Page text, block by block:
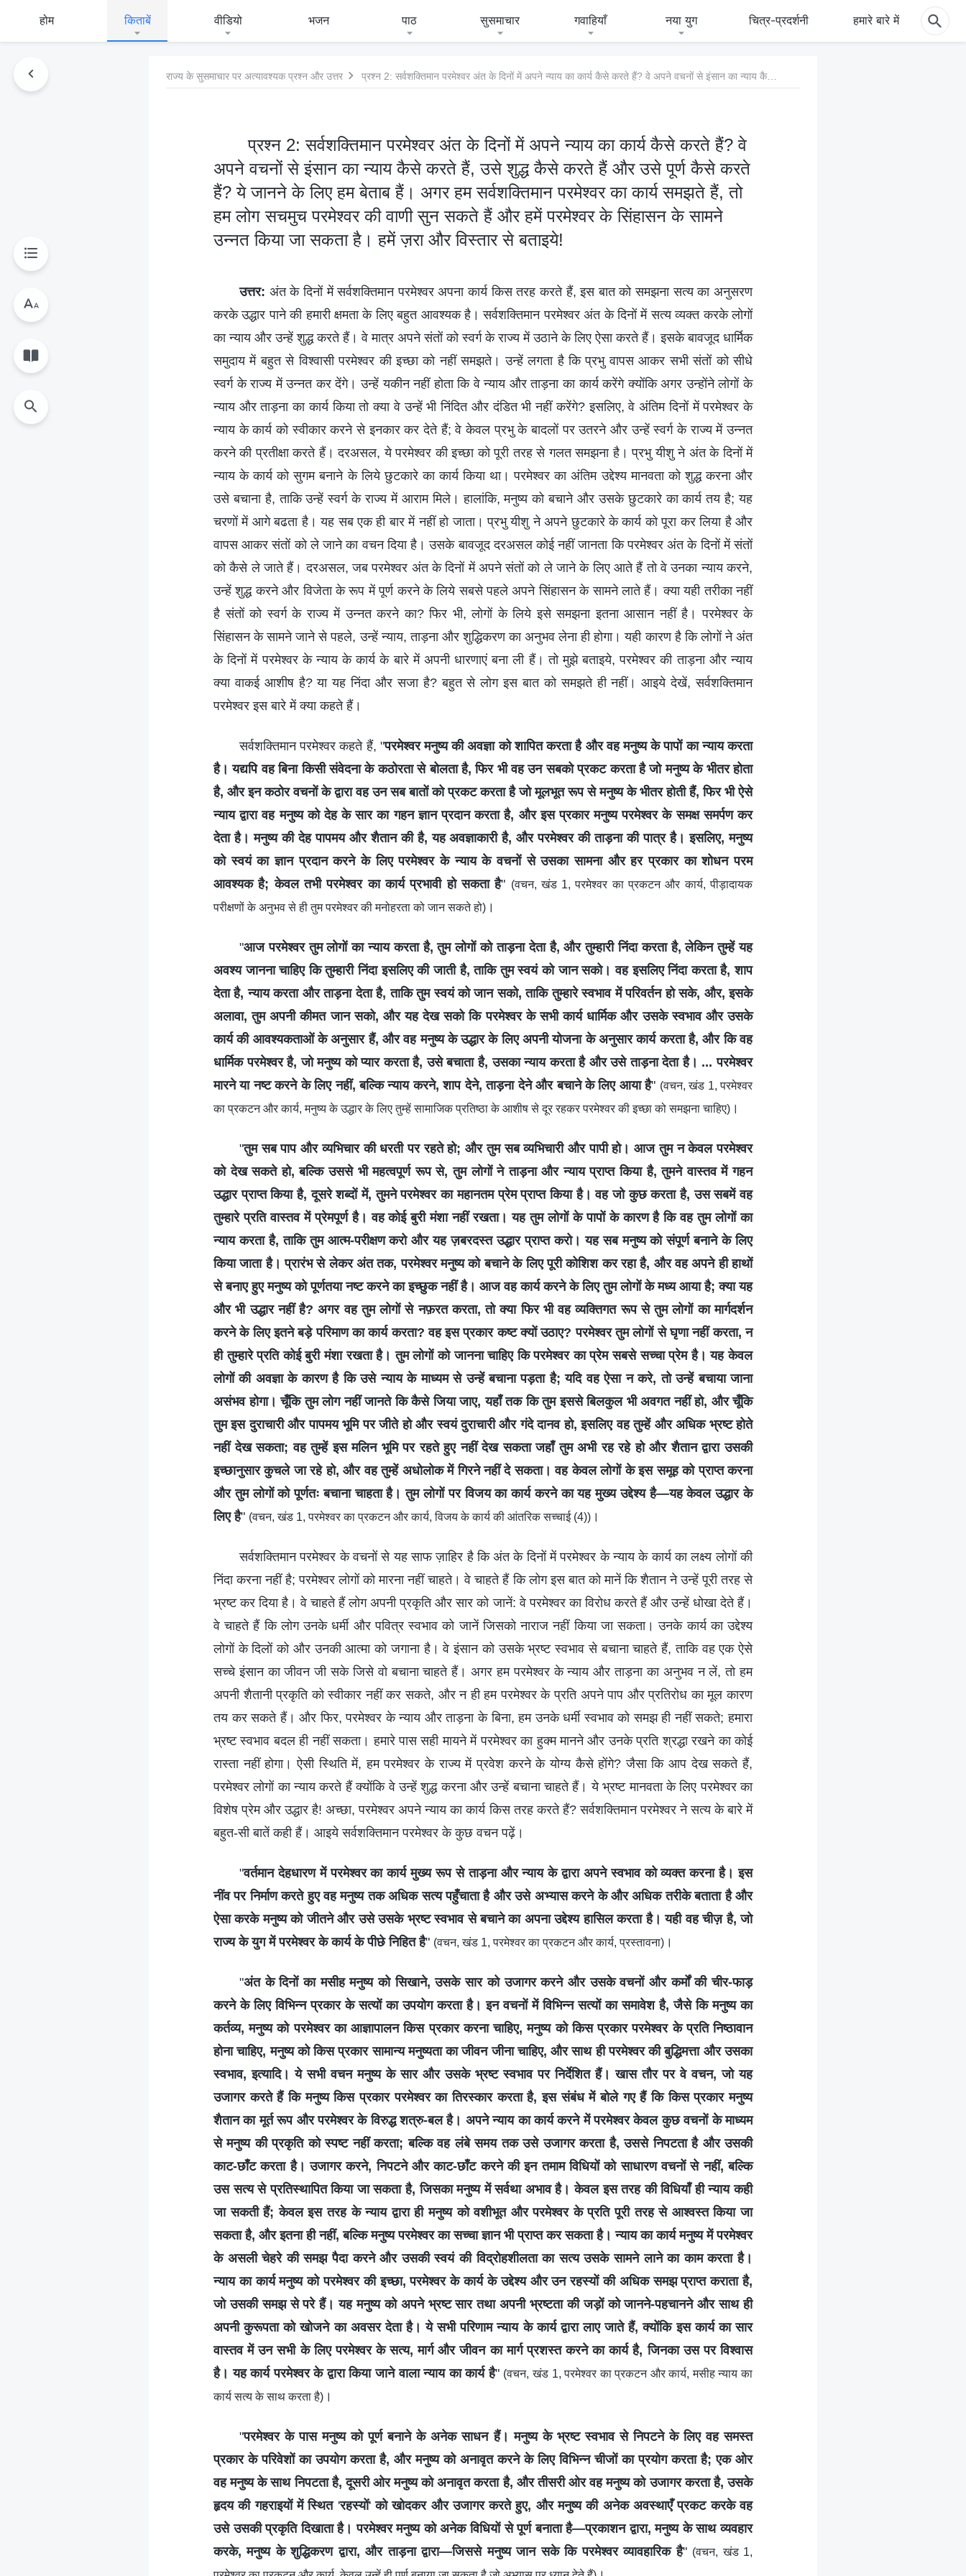
होम किताबें वीडियो भजन पाठ सुसमाचार गवाहियाँ नया युग चित्र-प्रदर्शनी हमारे बारे में
राज्य के सुसमाचार पर अत्यावश्यक प्रश्न और उत्तर प्रश्न 2: सर्वशक्तिमान परमेश्वर अंत के दिनों में अपने न्याय का कार्य कैसे करते हैं? वे अपने वचनों से इंसान का न्याय कैसे करते हैं, उसे शुद्ध कैसे करते हैं और उसे पूर्ण कैसे करते हैं? ये जानने के लिए हम बेताब हैं। अगर हम सर्वशक्तिमान परमेश्वर का कार्य समझते हैं, तो हम लोग सचमुच परमेश्वर की वाणी सुन सकते हैं और हमें परमेश्वर के सिंहासन के सामने उन्नत किया जा सकता है। हमें ज़रा और विस्तार से बताइये!
प्रश्न 2: सर्वशक्तिमान परमेश्वर अंत के दिनों में अपने न्याय का कार्य कैसे करते हैं? वे
अपने वचनों से इंसान का न्याय कैसे करते हैं, उसे शुद्ध कैसे करते हैं और उसे पूर्ण कैसे करते
हैं? ये जानने के लिए हम बेताब हैं। अगर हम सर्वशक्तिमान परमेश्वर का कार्य समझते हैं, तो
हम लोग सचमुच परमेश्वर की वाणी सुन सकते हैं और हमें परमेश्वर के सिंहासन के सामने
उन्नत किया जा सकता है। हमें ज़रा और विस्तार से बताइये!
उत्तर: अंत के दिनों में सर्वशक्तिमान परमेश्वर अपना कार्य किस तरह करते हैं, इस बात को समझना सत्य का अनुसरण
करके उद्धार पाने की हमारी क्षमता के लिए बहुत आवश्यक है। सर्वशक्तिमान परमेश्वर अंत के दिनों में सत्य व्यक्त करके लोगों
का न्याय और उन्हें शुद्ध करते हैं। वे मात्र अपने संतों को स्वर्ग के राज्य में उठाने के लिए ऐसा करते हैं। इसके बावजूद धार्मिक
समुदाय में बहुत से विश्वासी परमेश्वर की इच्छा को नहीं समझते। उन्हें लगता है कि प्रभु वापस आकर सभी संतों को सीधे
स्वर्ग के राज्य में उन्नत कर देंगे। उन्हें यकीन नहीं होता कि वे न्याय और ताड़ना का कार्य करेंगे क्योंकि अगर उन्होंने लोगों के
न्याय और ताड़ना का कार्य किया तो क्या वे उन्हें भी निंदित और दंडित भी नहीं करेंगे? इसलिए, वे अंतिम दिनों में परमेश्वर के
न्याय के कार्य को स्वीकार करने से इनकार कर देते हैं; वे केवल प्रभु के बादलों पर उतरने और उन्हें स्वर्ग के राज्य में उन्नत
करने की प्रतीक्षा करते हैं। दरअसल, ये परमेश्वर की इच्छा को पूरी तरह से गलत समझना है। प्रभु यीशु ने अंत के दिनों में
न्याय के कार्य को सुगम बनाने के लिये छुटकारे का कार्य किया था। परमेश्वर का अंतिम उद्देश्य मानवता को शुद्ध करना और
उसे बचाना है, ताकि उन्हें स्वर्ग के राज्य में आराम मिले। हालांकि, मनुष्य को बचाने और उसके छुटकारे का कार्य तय है; यह
चरणों में आगे बढता है। यह सब एक ही बार में नहीं हो जाता। प्रभु यीशु ने अपने छुटकारे के कार्य को पूरा कर लिया है और
वापस आकर संतों को ले जाने का वचन दिया है। उसके बावजूद दरअसल कोई नहीं जानता कि परमेश्वर अंत के दिनों में संतों
को कैसे ले जाते हैं। दरअसल, जब परमेश्वर अंत के दिनों में अपने संतों को ले जाने के लिए आते हैं तो वे उनका न्याय करने,
उन्हें शुद्ध करने और विजेता के रूप में पूर्ण करने के लिये सबसे पहले अपने सिंहासन के सामने लाते हैं। क्या यही तरीका नहीं
है संतों को स्वर्ग के राज्य में उन्नत करने का? फिर भी, लोगों के लिये इसे समझना इतना आसान नहीं है। परमेश्वर के
सिंहासन के सामने जाने से पहले, उन्हें न्याय, ताड़ना और शुद्धिकरण का अनुभव लेना ही होगा। यही कारण है कि लोगों ने अंत
के दिनों में परमेश्वर के न्याय के कार्य के बारे में अपनी धारणाएं बना ली हैं। तो मुझे बताइये, परमेश्वर की ताड़ना और न्याय
क्या वाकई आशीष है? या यह निंदा और सजा है? बहुत से लोग इस बात को समझते ही नहीं। आइये देखें, सर्वशक्तिमान
परमेश्वर इस बारे में क्या कहते हैं।
सर्वशक्तिमान परमेश्वर कहते हैं, "परमेश्वर मनुष्य की अवज्ञा को शापित करता है और वह मनुष्य के पापों का न्याय करता
है। यद्यपि वह बिना किसी संवेदना के कठोरता से बोलता है, फिर भी वह उन सबको प्रकट करता है जो मनुष्य के भीतर होता
है, और इन कठोर वचनों के द्वारा वह उन सब बातों को प्रकट करता है जो मूलभूत रूप से मनुष्य के भीतर होती हैं, फिर भी ऐसे
न्याय द्वारा वह मनुष्य को देह के सार का गहन ज्ञान प्रदान करता है, और इस प्रकार मनुष्य परमेश्वर के समक्ष समर्पण कर
देता है। मनुष्य की देह पापमय और शैतान की है, यह अवज्ञाकारी है, और परमेश्वर की ताड़ना की पात्र है। इसलिए, मनुष्य
को स्वयं का ज्ञान प्रदान करने के लिए परमेश्वर के न्याय के वचनों से उसका सामना और हर प्रकार का शोधन परम
आवश्यक है; केवल तभी परमेश्वर का कार्य प्रभावी हो सकता है" (वचन, खंड 1, परमेश्वर का प्रकटन और कार्य, पीड़ादायक
परीक्षणों के अनुभव से ही तुम परमेश्वर की मनोहरता को जान सकते हो) ।
"आज परमेश्वर तुम लोगों का न्याय करता है, तुम लोगों को ताड़ना देता है, और तुम्हारी निंदा करता है, लेकिन तुम्हें यह
अवश्य जानना चाहिए कि तुम्हारी निंदा इसलिए की जाती है, ताकि तुम स्वयं को जान सको। वह इसलिए निंदा करता है, शाप
देता है, न्याय करता और ताड़ना देता है, ताकि तुम स्वयं को जान सको, ताकि तुम्हारे स्वभाव में परिवर्तन हो सके, और, इसके
अलावा, तुम अपनी कीमत जान सको, और यह देख सको कि परमेश्वर के सभी कार्य धार्मिक और उसके स्वभाव और उसके
कार्य की आवश्यकताओं के अनुसार हैं, और वह मनुष्य के उद्धार के लिए अपनी योजना के अनुसार कार्य करता है, और कि वह
धार्मिक परमेश्वर है, जो मनुष्य को प्यार करता है, उसे बचाता है, उसका न्याय करता है और उसे ताड़ना देता है। ... परमेश्वर
मारने या नष्ट करने के लिए नहीं, बल्कि न्याय करने, शाप देने, ताड़ना देने और बचाने के लिए आया है" (वचन, खंड 1, परमेश्वर
का प्रकटन और कार्य, मनुष्य के उद्धार के लिए तुम्हें सामाजिक प्रतिष्ठा के आशीष से दूर रहकर परमेश्वर की इच्छा को समझना चाहिए) ।
"तुम सब पाप और व्यभिचार की धरती पर रहते हो; और तुम सब व्यभिचारी और पापी हो। आज तुम न केवल परमेश्वर
को देख सकते हो, बल्कि उससे भी महत्वपूर्ण रूप से, तुम लोगों ने ताड़ना और न्याय प्राप्त किया है, तुमने वास्तव में गहन
उद्धार प्राप्त किया है, दूसरे शब्दों में, तुमने परमेश्वर का महानतम प्रेम प्राप्त किया है। वह जो कुछ करता है, उस सबमें वह
तुम्हारे प्रति वास्तव में प्रेमपूर्ण है। वह कोई बुरी मंशा नहीं रखता। यह तुम लोगों के पापों के कारण है कि वह तुम लोगों का
न्याय करता है, ताकि तुम आत्म-परीक्षण करो और यह ज़बरदस्त उद्धार प्राप्त करो। यह सब मनुष्य को संपूर्ण बनाने के लिए
किया जाता है। प्रारंभ से लेकर अंत तक, परमेश्वर मनुष्य को बचाने के लिए पूरी कोशिश कर रहा है, और वह अपने ही हाथों
से बनाए हुए मनुष्य को पूर्णतया नष्ट करने का इच्छुक नहीं है। आज वह कार्य करने के लिए तुम लोगों के मध्य आया है; क्या यह
और भी उद्धार नहीं है? अगर वह तुम लोगों से नफ़रत करता, तो क्या फिर भी वह व्यक्तिगत रूप से तुम लोगों का मार्गदर्शन
करने के लिए इतने बड़े परिमाण का कार्य करता? वह इस प्रकार कष्ट क्यों उठाए? परमेश्वर तुम लोगों से घृणा नहीं करता, न
ही तुम्हारे प्रति कोई बुरी मंशा रखता है। तुम लोगों को जानना चाहिए कि परमेश्वर का प्रेम सबसे सच्चा प्रेम है। यह केवल
लोगों की अवज्ञा के कारण है कि उसे न्याय के माध्यम से उन्हें बचाना पड़ता है; यदि वह ऐसा न करे, तो उन्हें बचाया जाना
असंभव होगा। चूँकि तुम लोग नहीं जानते कि कैसे जिया जाए, यहाँ तक कि तुम इससे बिलकुल भी अवगत नहीं हो, और चूँकि
तुम इस दुराचारी और पापमय भूमि पर जीते हो और स्वयं दुराचारी और गंदे दानव हो, इसलिए वह तुम्हें और अधिक भ्रष्ट होते
नहीं देख सकता; वह तुम्हें इस मलिन भूमि पर रहते हुए नहीं देख सकता जहाँ तुम अभी रह रहे हो और शैतान द्वारा उसकी
इच्छानुसार कुचले जा रहे हो, और वह तुम्हें अधोलोक में गिरने नहीं दे सकता। वह केवल लोगों के इस समूह को प्राप्त करना
और तुम लोगों को पूर्णतः बचाना चाहता है। तुम लोगों पर विजय का कार्य करने का यह मुख्य उद्देश्य है—यह केवल उद्धार के
लिए है" (वचन, खंड 1, परमेश्वर का प्रकटन और कार्य, विजय के कार्य की आंतरिक सच्चाई (4)) ।
सर्वशक्तिमान परमेश्वर के वचनों से यह साफ ज़ाहिर है कि अंत के दिनों में परमेश्वर के न्याय के कार्य का लक्ष्य लोगों की
निंदा करना नहीं है; परमेश्वर लोगों को मारना नहीं चाहते। वे चाहते हैं कि लोग इस बात को मानें कि शैतान ने उन्हें पूरी तरह से
भ्रष्ट कर दिया है। वे चाहते हैं लोग अपनी प्रकृति और सार को जानें: वे परमेश्वर का विरोध करते हैं और उन्हें धोखा देते हैं।
वे चाहते हैं कि लोग उनके धर्मी और पवित्र स्वभाव को जानें जिसको नाराज नहीं किया जा सकता। उनके कार्य का उद्देश्य
लोगों के दिलों को और उनकी आत्मा को जगाना है। वे इंसान को उसके भ्रष्ट स्वभाव से बचाना चाहते हैं, ताकि वह एक ऐसे
सच्चे इंसान का जीवन जी सके जिसे वो बचाना चाहते हैं। अगर हम परमेश्वर के न्याय और ताड़ना का अनुभव न लें, तो हम
अपनी शैतानी प्रकृति को स्वीकार नहीं कर सकते, और न ही हम परमेश्वर के प्रति अपने पाप और प्रतिरोध का मूल कारण
तय कर सकते हैं। और फिर, परमेश्वर के न्याय और ताड़ना के बिना, हम उनके धर्मी स्वभाव को समझ ही नहीं सकते; हमारा
भ्रष्ट स्वभाव बदल ही नहीं सकता। हमारे पास सही मायने में परमेश्वर का हुक्म मानने और उनके प्रति श्रद्धा रखने का कोई
रास्ता नहीं होगा। ऐसी स्थिति में, हम परमेश्वर के राज्य में प्रवेश करने के योग्य कैसे होंगे? जैसा कि आप देख सकते हैं,
परमेश्वर लोगों का न्याय करते हैं क्योंकि वे उन्हें शुद्ध करना और उन्हें बचाना चाहते हैं। ये भ्रष्ट मानवता के लिए परमेश्वर का
विशेष प्रेम और उद्धार है! अच्छा, परमेश्वर अपने न्याय का कार्य किस तरह करते हैं? सर्वशक्तिमान परमेश्वर ने सत्य के बारे में
बहुत-सी बातें कही हैं। आइये सर्वशक्तिमान परमेश्वर के कुछ वचन पढ़ें।
"वर्तमान देहधारण में परमेश्वर का कार्य मुख्य रूप से ताड़ना और न्याय के द्वारा अपने स्वभाव को व्यक्त करना है। इस
नींव पर निर्माण करते हुए वह मनुष्य तक अधिक सत्य पहुँचाता है और उसे अभ्यास करने के और अधिक तरीके बताता है और
ऐसा करके मनुष्य को जीतने और उसे उसके भ्रष्ट स्वभाव से बचाने का अपना उद्देश्य हासिल करता है। यही वह चीज़ है, जो
राज्य के युग में परमेश्वर के कार्य के पीछे निहित है" (वचन, खंड 1, परमेश्वर का प्रकटन और कार्य, प्रस्तावना) ।
"अंत के दिनों का मसीह मनुष्य को सिखाने, उसके सार को उजागर करने और उसके वचनों और कर्मों की चीर-फाड़
करने के लिए विभिन्न प्रकार के सत्यों का उपयोग करता है। इन वचनों में विभिन्न सत्यों का समावेश है, जैसे कि मनुष्य का
कर्तव्य, मनुष्य को परमेश्वर का आज्ञापालन किस प्रकार करना चाहिए, मनुष्य को किस प्रकार परमेश्वर के प्रति निष्ठावान
होना चाहिए, मनुष्य को किस प्रकार सामान्य मनुष्यता का जीवन जीना चाहिए, और साथ ही परमेश्वर की बुद्धिमत्ता और उसका
स्वभाव, इत्यादि। ये सभी वचन मनुष्य के सार और उसके भ्रष्ट स्वभाव पर निर्देशित हैं। खास तौर पर वे वचन, जो यह
उजागर करते हैं कि मनुष्य किस प्रकार परमेश्वर का तिरस्कार करता है, इस संबंध में बोले गए हैं कि किस प्रकार मनुष्य
शैतान का मूर्त रूप और परमेश्वर के विरुद्ध शत्रु-बल है। अपने न्याय का कार्य करने में परमेश्वर केवल कुछ वचनों के माध्यम
से मनुष्य की प्रकृति को स्पष्ट नहीं करता; बल्कि वह लंबे समय तक उसे उजागर करता है, उससे निपटता है और उसकी
काट-छाँट करता है। उजागर करने, निपटने और काट-छाँट करने की इन तमाम विधियों को साधारण वचनों से नहीं, बल्कि
उस सत्य से प्रतिस्थापित किया जा सकता है, जिसका मनुष्य में सर्वथा अभाव है। केवल इस तरह की विधियाँ ही न्याय कही
जा सकती हैं; केवल इस तरह के न्याय द्वारा ही मनुष्य को वशीभूत और परमेश्वर के प्रति पूरी तरह से आश्वस्त किया जा
सकता है, और इतना ही नहीं, बल्कि मनुष्य परमेश्वर का सच्चा ज्ञान भी प्राप्त कर सकता है। न्याय का कार्य मनुष्य में परमेश्वर
के असली चेहरे की समझ पैदा करने और उसकी स्वयं की विद्रोहशीलता का सत्य उसके सामने लाने का काम करता है।
न्याय का कार्य मनुष्य को परमेश्वर की इच्छा, परमेश्वर के कार्य के उद्देश्य और उन रहस्यों की अधिक समझ प्राप्त कराता है,
जो उसकी समझ से परे हैं। यह मनुष्य को अपने भ्रष्ट सार तथा अपनी भ्रष्टता की जड़ों को जानने-पहचानने और साथ ही
अपनी कुरूपता को खोजने का अवसर देता है। ये सभी परिणाम न्याय के कार्य द्वारा लाए जाते हैं, क्योंकि इस कार्य का सार
वास्तव में उन सभी के लिए परमेश्वर के सत्य, मार्ग और जीवन का मार्ग प्रशस्त करने का कार्य है, जिनका उस पर विश्वास
है। यह कार्य परमेश्वर के द्वारा किया जाने वाला न्याय का कार्य है" (वचन, खंड 1, परमेश्वर का प्रकटन और कार्य, मसीह न्याय का
कार्य सत्य के साथ करता है) ।
"परमेश्वर के पास मनुष्य को पूर्ण बनाने के अनेक साधन हैं। मनुष्य के भ्रष्ट स्वभाव से निपटने के लिए वह समस्त
प्रकार के परिवेशों का उपयोग करता है, और मनुष्य को अनावृत करने के लिए विभिन्न चीजों का प्रयोग करता है; एक ओर
वह मनुष्य के साथ निपटता है, दूसरी ओर मनुष्य को अनावृत करता है, और तीसरी ओर वह मनुष्य को उजागर करता है, उसके
हृदय की गहराइयों में स्थित 'रहस्यों'को खोदकर और उजागर करते हुए, और मनुष्य की अनेक अवस्थाएँ प्रकट करके वह
उसे उसकी प्रकृति दिखाता है। परमेश्वर मनुष्य को अनेक विधियों से पूर्ण बनाता है—प्रकाशन द्वारा, मनुष्य के साथ व्यवहार
करके, मनुष्य के शुद्धिकरण द्वारा, और ताड़ना द्वारा—जिससे मनुष्य जान सके कि परमेश्वर व्यावहारिक है" (वचन, खंड 1,